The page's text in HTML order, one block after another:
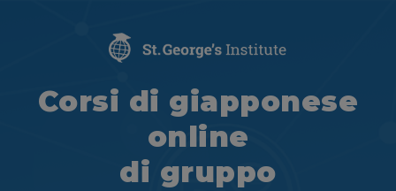
Corsi di giapponese
online
di gruppo